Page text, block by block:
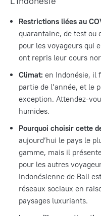
Restrictions liées au
quarantaine, de test ou
pour les voyageurs qui
ont repris leur cours
Climat: en Indonésie, il
partie de l’année, et le
exception. Attendez-
humides.
Pourquoi choisir cette
aujourd’hui le pays le
gamme, mais il
pour les autres
indonésienne de Bali
réseaux sociaux en
paysages luxuriants.